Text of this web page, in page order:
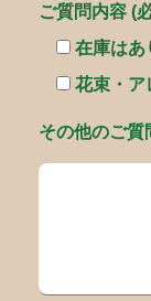
ご質問内容 (
在庫はあ
花束・ア
その他のご質